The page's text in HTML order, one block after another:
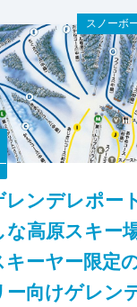
スノーボ
レンデレポー
な高原スキー
キーヤー限定
ー向けゲレン